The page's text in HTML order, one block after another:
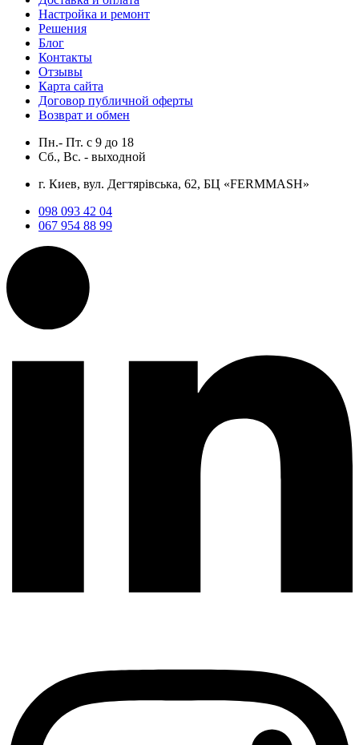
Настройка и ремонт
Решения
Блог
Контакты
Отзывы
Карта сайта
Договор публичной оферты
Возврат и обмен
Пн.- Пт. с 9 до 18
Сб., Вс. - выходной
г. Киев, вул. Дегтярівська, 62, БЦ «FERMMASH»
098 093 42 04
067 954 88 99